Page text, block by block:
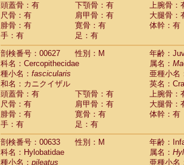
頭蓋骨：有
下顎骨：有
上腕骨：
尺骨：有
肩甲骨：有
大腿骨：
腓骨：有
寛骨：有
体幹：有
手：有
足：有
剖検番号：00627
性別：M
年齢：
科名：Cercopithecidae
属名：
種小名： fascicularis
亜種小名
和名：カニクイザル
英名：
頭蓋骨：有
下顎骨：有
上腕骨：
尺骨：有
肩甲骨：有
大腿骨：
腓骨：有
寛骨：有
体幹：有
手：有
足：有
剖検番号：00633
性別：M
年齢：
科名：Hylobatidae
属名：
種小名： pileatus
亜種小名